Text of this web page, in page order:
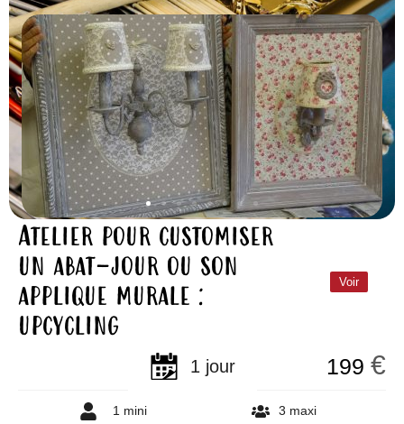
Atelier pour customiser
un abat-jour ou son
applique murale :
upcycling
Voir
1 jour 199 €
1 mini 3 maxi